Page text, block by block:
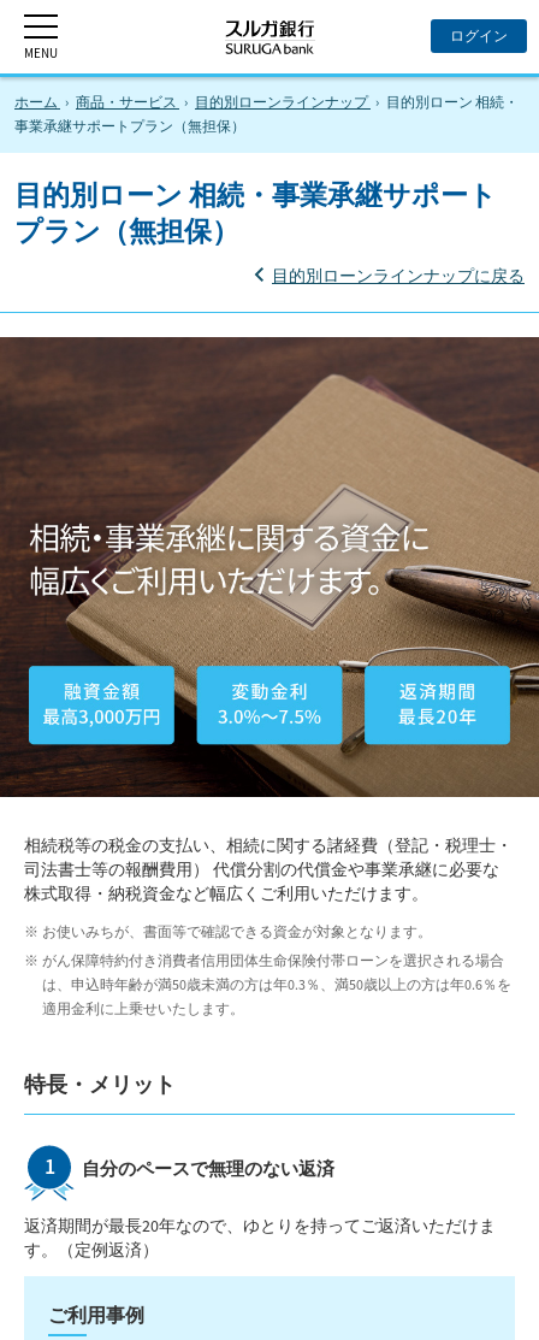
ホーム 商品・サービス 目的別ローンラインナップ
目的別ローン 相続・
事業承継サポートプラン（無担保）
目的別ローン 相続・事業承継サポート
プラン （無担保）
目的別ローンラインナップに戻る
相続税等の税金の支払い、相続に関する諸経費（登記・税理士・
司法書士等の報酬費用） 代償分割の代償金や事業承継に必要な
株式取得・納税資金など幅広くご利用いただけます。
お使いみちが、書面等で確認できる資金が対象となります。
がん保障特約付き消費者信用団体生命保険付帯ローンを選択される場合
は、申込時年齢が満50歳未満の方は年0.3％、満50歳以上の方は年0.6％を
適用金利に上乗せいたします。
特長・メリット
自分のペースで無理のない返済
返済期間が最長20年なので、ゆとりを持ってご返済いただけま
す。（定例返済）
ご利用事例